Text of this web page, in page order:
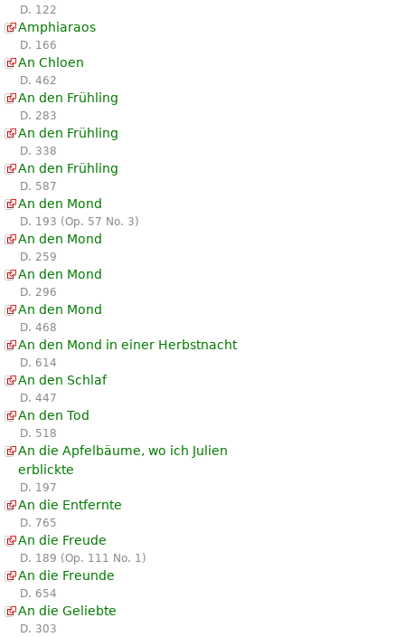
D. 122
Amphiaraos
D. 166
An Chloen
D. 462
An den Frühling
D. 283
An den Frühling
D. 338
An den Frühling
D. 587
An den Mond
D. 193 (Op. 57 No. 3)
An den Mond
D. 259
An den Mond
D. 296
An den Mond
D. 468
An den Mond in einer Herbstnacht
D. 614
An den Schlaf
D. 447
An den Tod
D. 518
An die Apfelbäume, wo ich Julien
erblickte
D. 197
An die Entfernte
D. 765
An die Freude
D. 189 (Op. 111 No. 1)
An die Freunde
D. 654
An die Geliebte
D. 303